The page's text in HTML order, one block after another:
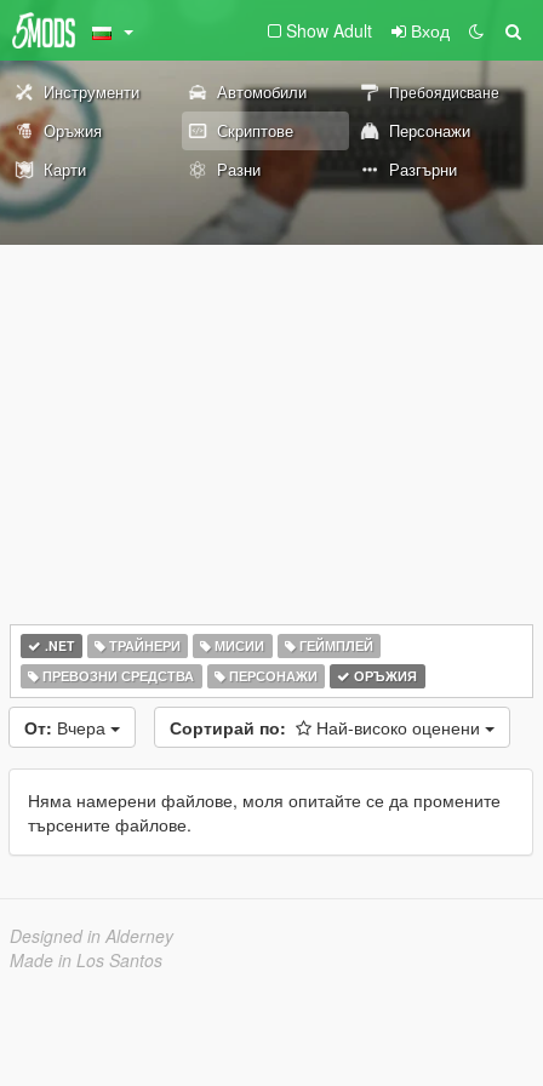
Show Adult Вход
Инструменти Автомобили Пребоядисване
Оръжия Скриптове
Персонажи
Карти
Разни Разгърни
.NET ТРАЙНЕРИ МИСИИ
ГЕЙМПЛЕЙ
ПРЕВОЗНИ СРЕДСТВА
ПЕРСОНАЖИ ОРЪЖИЯ
От: Вчера Сортирай по: Най-високо оценени
Няма намерени файлове, моля опитайте се да промените
търсените файлове.
Designed in Alderney
Made in Los Santos